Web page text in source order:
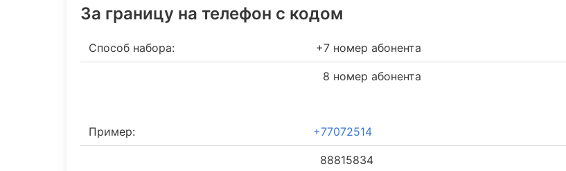
За границу на телефон c кодом
Способ набора: +7 номер абонента
8 номер абонента
Пример: +77072514
88815834